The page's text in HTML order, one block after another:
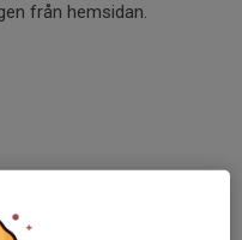
från hemsidan.